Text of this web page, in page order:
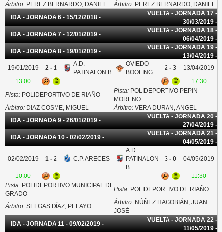
Árbitro:PEREZ BERNARDO, DANIEL Árbitro:PEREZ BERNARDO, DANIEL
IDA - JORNADA 6 - 15/12/2018 -
VUELTA - JORNADA 17 -
30/03/2019 -
IDA - JORNADA 7 - 12/01/2019 -
VUELTA - JORNADA 18 -
06/04/2019 -
IDA - JORNADA 8 - 19/01/2019 -
VUELTA - JORNADA 19 -
13/04/2019 -
19/01/2019
2 - 1
A.D.
PATINALON B
OVIEDO
BOOLING
2 - 3 13/04/2019
13:00 17.30
Pista:POLIDEPORTIVO DE RIAÑO
Pista:POLIDEPORTIVO PEPIN
MORENO
Árbitro:DIAZ COSME, MIGUEL Árbitro:VERA DURAN, ANGEL
IDA - JORNADA 9 - 26/01/2019 -
VUELTA - JORNADA 20 -
27/04/2019 -
IDA - JORNADA 10 - 02/02/2019 -
VUELTA - JORNADA 21 -
04/05/2019 -
02/02/2019 1 - 2 C.P. ARECES
A.D.
PATINALON
B
3 - 0 04/05/2019
10.00
11:30
Pista:POLIDEPORTIVO MUNICIPAL DE
GRADO
Pista:POLIDEPORTIVO DE RIAÑO
Árbitro:SELGAS DÍAZ, PELAYO
Árbitro:NÚÑEZ HAGOBIÁN, JUAN
JOSÉ
IDA - JORNADA 11 - 09/02/2019 -
VUELTA - JORNADA 22 -
11/05/2019 -